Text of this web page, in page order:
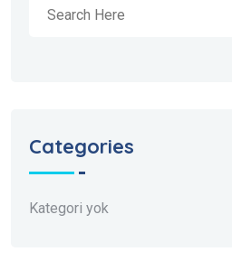
Categories
Kategori yok